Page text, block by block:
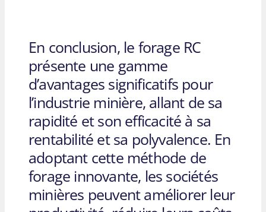
En conclusion, le forage RC
présente une gamme
d’avantages significatifs pour
l’industrie minière, allant de sa
rapidité et son efficacité à sa
rentabilité et sa polyvalence. En
adoptant cette méthode de
forage innovante, les sociétés
minières peuvent améliorer leur